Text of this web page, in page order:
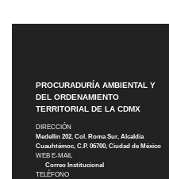
PROCURADURÍA AMBIENTAL Y
DEL ORDENAMIENTO
TERRITORIAL DE LA CDMX
DIRECCIÓN
Medellín 202, Col. Roma Sur, Alcaldía
Cuauhtémoc, C.P. 06700, Ciudad de México
WEB E-MAIL
Correo Institucional
TELÉFONO